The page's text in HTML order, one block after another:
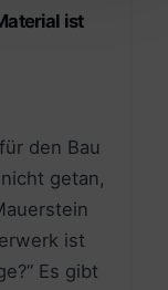
ist
den Bau
getan,
ist
Es gibt